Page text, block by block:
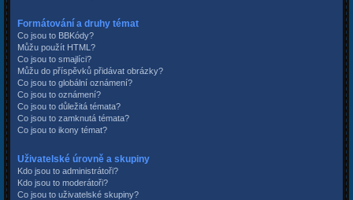
Formátování a druhy témat
Co jsou to BBKódy?
Můžu použít HTML?
Co jsou to smajlíci?
Můžu do příspěvků přidávat obrázky?
Co jsou to globální oznámení?
Co jsou to oznámení?
Co jsou to důležitá témata?
Co jsou to zamknutá témata?
Co jsou to ikony témat?
Uživatelské úrovně a skupiny
Kdo jsou to administrátoři?
Kdo jsou to moderátoři?
Co jsou to uživatelské skupiny?